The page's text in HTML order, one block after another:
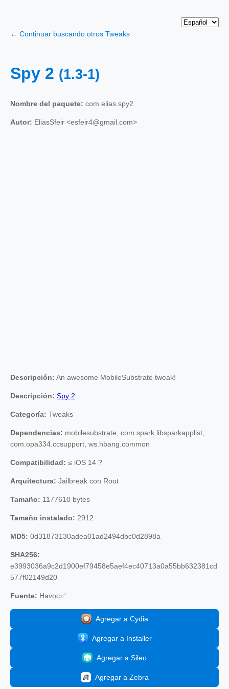
← Continuar buscando otros Tweaks
Spy 2 (1.3-1)
Nombre del paquete: com.elias.spy2
Autor: EliasSfeir <esfeir4@gmail.com>
Descripción: An awesome MobileSubstrate tweak!
Descripción: Spy 2
Categoría: Tweaks
Dependencias: mobilesubstrate, com.spark.libsparkapplist,
com.opa334.ccsupport, ws.hbang.common
Compatibilidad: ≤ iOS 14 ?
Arquitectura: Jailbreak con Root
Tamaño: 1177610 bytes
Tamaño instalado: 2912
MD5: 0d31873130adea01ad2494dbc0d2898a
SHA256:
e3993036a9c2d1900ef79458e5aef4ec40713a0a55bb632381cd
577f02149d20
Fuente: Havoc✅
Agregar a Cydia
Agregar a Installer
Agregar a Sileo
Agregar a Zebra